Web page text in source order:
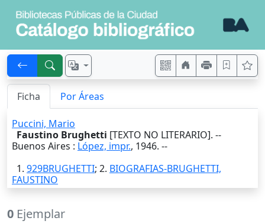
Ficha Por Áreas
Puccini, Mario
Faustino Brughetti [TEXTO NO LITERARIO]. --
Buenos Aires : López, impr., 1946. --
1. 929BRUGHETTI; 2. BIOGRAFIAS-BRUGHETTI,
FAUSTINO
0 Ejemplar